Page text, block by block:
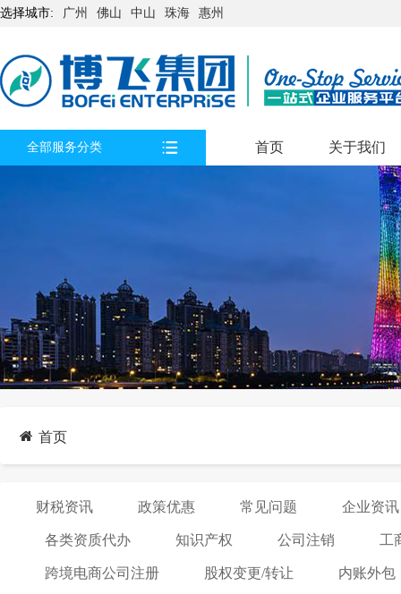
选择城市: 广州 佛山 中山 珠海 惠州
全部服务分类 首页 关于我们
首页
财税资讯 政策优惠 常见问题 企业资讯
各类资质代办 知识产权 公司注销 工
跨境电商公司注册 股权变更/转让 内账外包